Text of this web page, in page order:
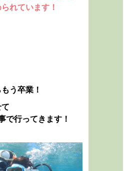
れています！
う卒業！
で行ってきます！